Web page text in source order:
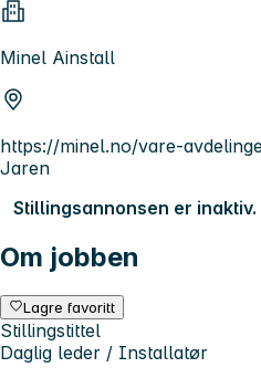
Minel Ainstall
https://minel.no/vare-
Jaren
Stillingsannonsen er inaktiv.
Om jobben
Lagre favoritt
Stillingstittel
Daglig leder / Installatør